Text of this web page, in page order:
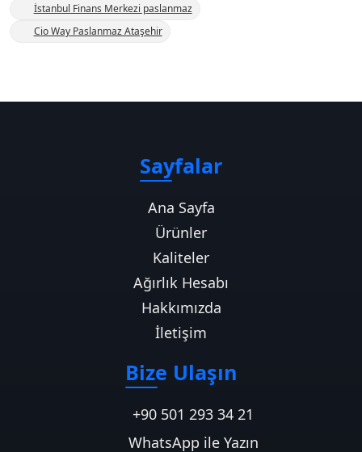
İstanbul Finans Merkezi paslanmaz
Cio Way Paslanmaz Ataşehir
Sayfalar
Ana Sayfa
Ürünler
Kaliteler
Ağırlık Hesabı
Hakkımızda
İletişim
Bize Ulaşın
+90 501 293 34 21
WhatsApp ile Yazın